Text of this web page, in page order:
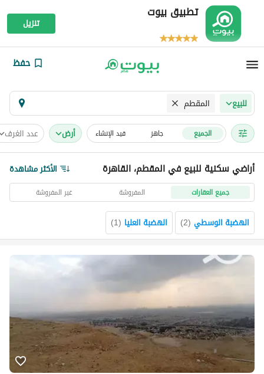
تطبيق بيوت
تنزيل
حفظ
للبيع المقطم
الجميع جاهز قيد الإنشاء أرض عدد الغرف
أراضي سكنية للبيع في المقطم، القاهرة الأكثر مشاهدة
جميع العقارات المفروشة غير المفروشة
الهضبة الوسطي (
2
) الهضبة العليا (
1
)